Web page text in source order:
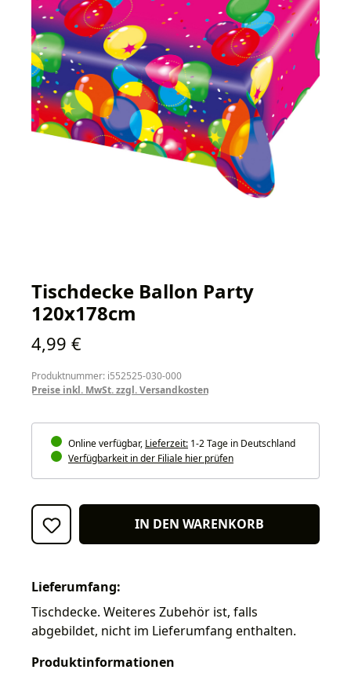
Tischdecke Ballon Party
120x178cm
Regulärer Preis:
4,99 €
Produktnummer: i552525-030-000
Preise inkl. MwSt. zzgl. Versandkosten
Online verfügbar, Lieferzeit: 1-2 Tage in Deutschland
Verfügbarkeit in der Filiale hier prüfen
IN DEN WARENKORB
Lieferumfang:
Tischdecke. Weiteres Zubehör ist, falls
abgebildet, nicht im Lieferumfang enthalten.
Produktinformationen